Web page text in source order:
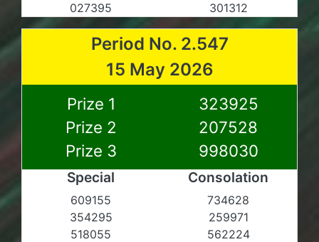
027395
301312
Period No. 2.547
15 May 2026
Prize 1
323925
Prize 2
207528
Prize 3
998030
Special
609155
354295
518055
Consolation
734628
259971
562224